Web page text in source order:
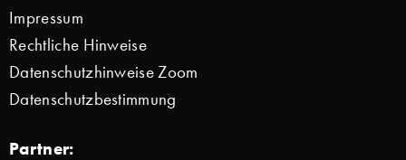
Impressum
Rechtliche Hinweise
Datenschutzhinweise Zoom
Datenschutzbestimmung
Partner: